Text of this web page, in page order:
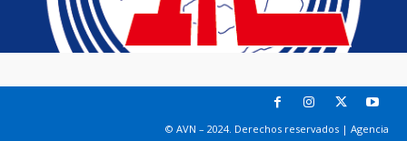
© AVN – 2024. Derechos reservados | Agencia